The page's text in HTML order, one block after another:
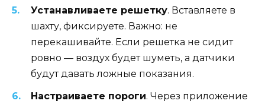
Устанавливаете решетку. Вставляете в
шахту, фиксируете. Важно: не
перекашивайте. Если решетка не сидит
ровно — воздух будет шуметь, а датчики
будут давать ложные показания.
Настраиваете пороги. Через приложение